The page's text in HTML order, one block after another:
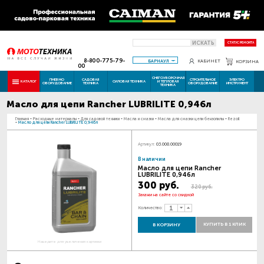
ИСКАТЬ СТАТУС РЕМОНТА
8-800-775-79-
00
БАРНАУЛ КАБИНЕТ КОРЗИНА
КАТАЛОГ ПНЕВМО
ОБОРУДОВАНИЕ
САДОВАЯ
ТЕХНИКА СИЛОВАЯ ТЕХНИКА
СНЕГОУБОРОЧНАЯ
И ТЕПЛОВАЯ
ТЕХНИКА
СТРОИТЕЛЬНОЕ
ОБОРУДОВАНИЕ
ЭЛЕКТРО
ИНСТРУМЕНТ
Масло для цепи Rancher LUBRILITE 0,946л
Главная - Расходные материалы - Для садовой техники - Масла и смазки - Масла для смазки цепи бензопилы - Rezoil
- Масло для цепи Rancher LUBRILITE 0,946л
Наведите для увеличения картинки
Артикул: 03.008.00019
В наличии
Масло для цепи Rancher
LUBRILITE 0,946л
300 руб. 320 руб.
Закажи на сайте со скидкой
Количество:
В КОРЗИНУ КУПИТЬ В 1 КЛИК